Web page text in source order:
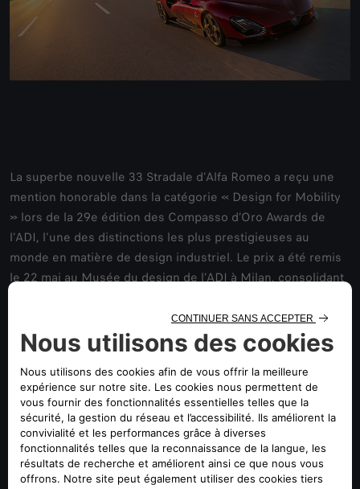
La superbe nouvelle 33 Stradale d’Alfa Romeo a reçu une
mention honorable dans la catégorie « Design for Mobility
» lors de la 29e édition des Compasso d’Oro Awards de
l’ADI, l’une des distinctions les plus prestigieuses au
monde en matière de design industriel. Le prix a été remis
le 22 mai au Musée du design de l’ADI à Milan, consolidant
Hommage à la légendaire 33 Stradale de 1967, cette
nouvelle supercar en édition limitée allie le riche héritage
d’Alfa Romeo à l’innovation contemporaine. Produite à
seulement 33 exemplaires, la 33 Stradale est un chef-
d’œuvre sur mesure, combinant un style extérieur
sculptural, des intérieurs minimalistes et une ingénierie de
pointe pour offrir une expérience de conduite unique et